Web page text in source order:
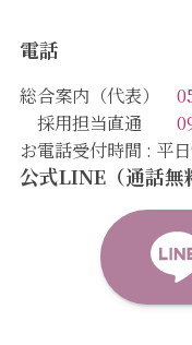
電話
総合案内（代表）
採用担当直通
お電話受付時間 : 平
公式LINE（通話無